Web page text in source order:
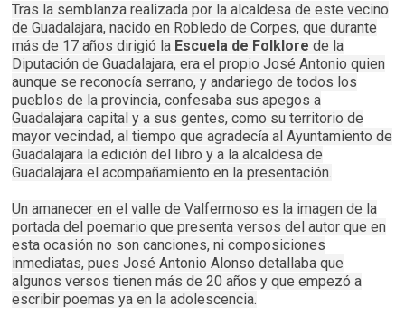
Tras la semblanza realizada por la alcaldesa de este vecino
de Guadalajara, nacido en Robledo de Corpes, que durante
más de 17 años dirigió la Escuela de Folklorede la
Diputación de Guadalajara, era el propio José Antonio quien
aunque se reconocía serrano, y andariego de todos los
pueblos de la provincia, confesaba sus apegos a
Guadalajara capital y a sus gentes, como su territorio de
mayor vecindad, al tiempo que agradecía al Ayuntamiento de
Guadalajara la edición del libro y a la alcaldesa de
Guadalajara el acompañamiento en la presentación.
Un amanecer en el valle de Valfermoso es la imagen de la
portada del poemario que presenta versos del autor que en
esta ocasión no son canciones, ni composiciones
inmediatas, pues José Antonio Alonso detallaba que
algunos versos tienen más de 20 años y que empezó a
escribir poemas ya en la adolescencia.